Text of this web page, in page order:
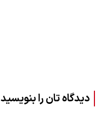
دیدگاه تان را بنویسید